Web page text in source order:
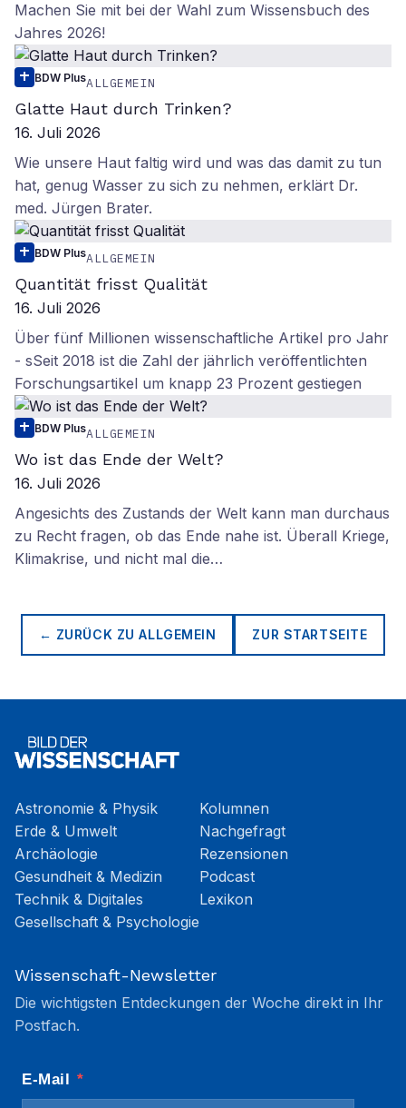
Machen Sie mit bei der Wahl zum Wissensbuch des
Jahres 2026!
BDW PlusALLGEMEIN
Glatte Haut durch Trinken?
16. Juli 2026
Wie unsere Haut faltig wird und was das damit zu tun
hat, genug Wasser zu sich zu nehmen, erklärt Dr.
med. Jürgen Brater.
BDW PlusALLGEMEIN
Quantität frisst Qualität
16. Juli 2026
Über fünf Millionen wissenschaftliche Artikel pro Jahr
- sSeit 2018 ist die Zahl der jährlich veröffentlichten
Forschungsartikel um knapp 23 Prozent gestiegen
BDW PlusALLGEMEIN
Wo ist das Ende der Welt?
16. Juli 2026
Angesichts des Zustands der Welt kann man durchaus
zu Recht fragen, ob das Ende nahe ist. Überall Kriege,
Klimakrise, und nicht mal die…
← ZURÜCK ZUALLGEMEIN ZUR STARTSEITE
Astronomie & Physik
Erde & Umwelt
Archäologie
Gesundheit & Medizin
Technik & Digitales
Gesellschaft & Psychologie
Kolumnen
Nachgefragt
Rezensionen
Podcast
Lexikon
Wissenschaft-Newsletter
Die wichtigsten Entdeckungen der Woche direkt in Ihr
Postfach.